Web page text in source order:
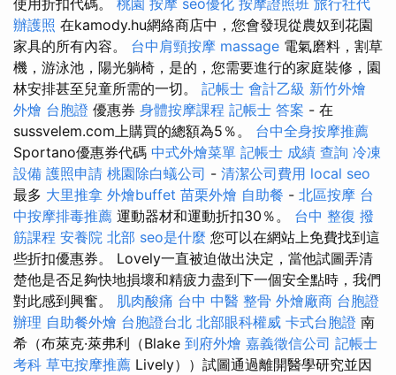
辦護照 在kamody.hu網絡商店中，您會發現從農奴到花園
家具的所有內容。 台中肩頸按摩 massage 電氣磨料，割草
機，游泳池，陽光躺椅，是的，您需要進行的家庭裝修，園
林安排甚至兒童所需的一切。 記帳士 會計乙級 新竹外燴
外燴 台胞證 優惠券 身體按摩課程 記帳士 答案 - 在
sussvelem.com上購買的總額為5％。 台中全身按摩推薦
Sportano優惠券代碼 中式外燴菜單 記帳士 成績 查詢 冷凍
設備 護照申請 桃園除白蟻公司 - 清潔公司費用 local seo
最多 大里推拿 外燴buffet 苗栗外燴 自助餐 - 北區按摩 台
中按摩排毒推薦 運動器材和運動折扣30％。 台中 整復 撥
筋課程 安養院 北部 seo是什麼 您可以在網站上免費找到這
些折扣優惠券。 Lovely一直被迫做出決定，當他試圖弄清
楚他是否足夠快地損壞和精疲力盡到下一個安全點時，我們
對此感到興奮。 肌肉酸痛 台中 中醫 整骨 外燴廠商 台胞證
辦理 自助餐外燴 台胞證台北 北部眼科權威 卡式台胞證 南
希（布萊克·萊弗利（Blake 到府外燴 嘉義徵信公司 記帳士
考科 草屯按摩推薦 Lively））試圖通過離開醫學研究並因